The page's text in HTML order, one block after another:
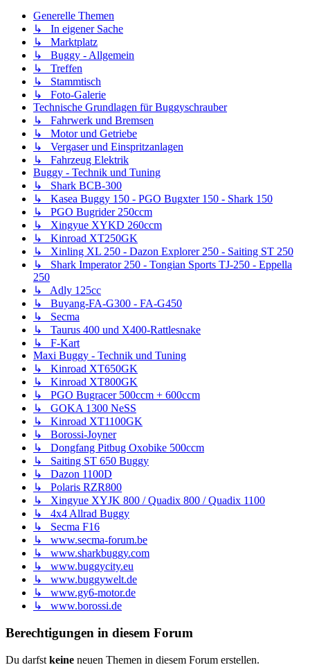
Generelle Themen
↳ In eigener Sache
↳ Marktplatz
↳ Buggy - Allgemein
↳ Treffen
↳ Stammtisch
↳ Foto-Galerie
Technische Grundlagen für Buggyschrauber
↳ Fahrwerk und Bremsen
↳ Motor und Getriebe
↳ Vergaser und Einspritzanlagen
↳ Fahrzeug Elektrik
Buggy - Technik und Tuning
↳ Shark BCB-300
↳ Kasea Buggy 150 - PGO Bugxter 150 - Shark 150
↳ PGO Bugrider 250ccm
↳ Xingyue XYKD 260ccm
↳ Kinroad XT250GK
↳ Xinling XL 250 - Dazon Explorer 250 - Saiting ST 250
↳ Shark Imperator 250 - Tongian Sports TJ-250 - Eppella
250
↳ Adly 125cc
↳ Buyang-FA-G300 - FA-G450
↳ Secma
↳ Taurus 400 und X400-Rattlesnake
↳ F-Kart
Maxi Buggy - Technik und Tuning
↳ Kinroad XT650GK
↳ Kinroad XT800GK
↳ PGO Bugracer 500ccm + 600ccm
↳ GOKA 1300 NeSS
↳ Kinroad XT1100GK
↳ Borossi-Joyner
↳ Dongfang Pitbug Oxobike 500ccm
↳ Saiting ST 650 Buggy
↳ Dazon 1100D
↳ Polaris RZR800
↳ Xingyue XYJK 800 / Quadix 800 / Quadix 1100
↳ 4x4 Allrad Buggy
↳ Secma F16
↳ www.secma-forum.be
↳ www.sharkbuggy.com
↳ www.buggycity.eu
↳ www.buggywelt.de
↳ www.gy6-motor.de
↳ www.borossi.de
Berechtigungen in diesem Forum
Du darfst keine neuen Themen in diesem Forum erstellen.